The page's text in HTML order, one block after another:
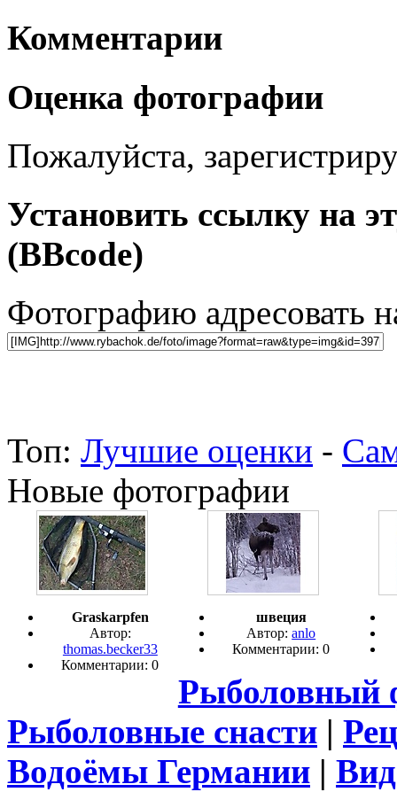
Комментарии
Оценка фотографии
Пожалуйста,
Установить ссылку на
(BBcode)
Фотографию адресовать
Топ: Лучшие оценки -
Новые фотографии
Graskarpfen
Автор:
thomas.becker33
Комментарии: 0
швеция
Автор:anlo
Комментарии: 0
Рыболовный
Рыболовные снасти |
Водоёмы Германии |